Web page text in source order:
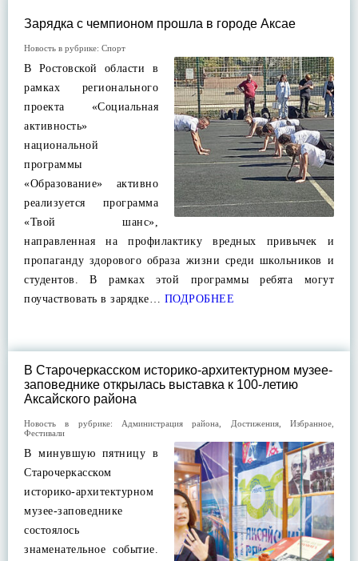
Зарядка с чемпионом прошла в городе Аксае
Новость в рубрике: Спорт
В Ростовской области в
рамках регионального
проекта «Социальная
активность»
национальной
программы
«Образование» активно
реализуется программа
«Твой шанс»,
направленная на профилактику вредных привычек и
пропаганду здорового образа жизни среди школьников и
студентов. В рамках этой программы ребята могут
поучаствовать в зарядке… ПОДРОБНЕЕ
В Старочеркасском историко-архитектурном музее-
заповеднике открылась выставка к 100-летию
Аксайского района
Новость в рубрике: Администрация района Достижения,Избранное
Фестивали
В минувшую пятницу в
Старочеркасском
историко-архитектурном
музее-заповеднике
состоялось
знаменательное событие.